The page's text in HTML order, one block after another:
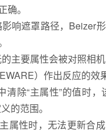
确。
响遮罩路径，Beizer
主要属性会被对照相
）作出反应的效
清除“主属性”的值时
的范围。
属性时，无法更新合